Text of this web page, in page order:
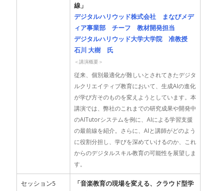
線」
デジタルハリウッド株式会社 まなびメデ
ィア事業部 チーフ 教材開発担当
デジタルハリウッド大学大学院 准教授
石川 大樹 氏
＜講演概要＞
従来、個別最適化が難しいとされてきたデジタ
ルクリエイティブ教育において、生成AIの進化
が学び方そのものを変えようとしています。本
講演では、弊社のこれまでの研究成果や開発中
のAITutorシステムを例に、AIによる学習支援
の最前線を紹介。さらに、AIと講師がどのよう
に役割分担し、学びを深めていけるのか、これ
からのデジタルスキル教育の可能性を展望しま
す。
セッション5
「音楽教育の現場を変える、クラウド型学